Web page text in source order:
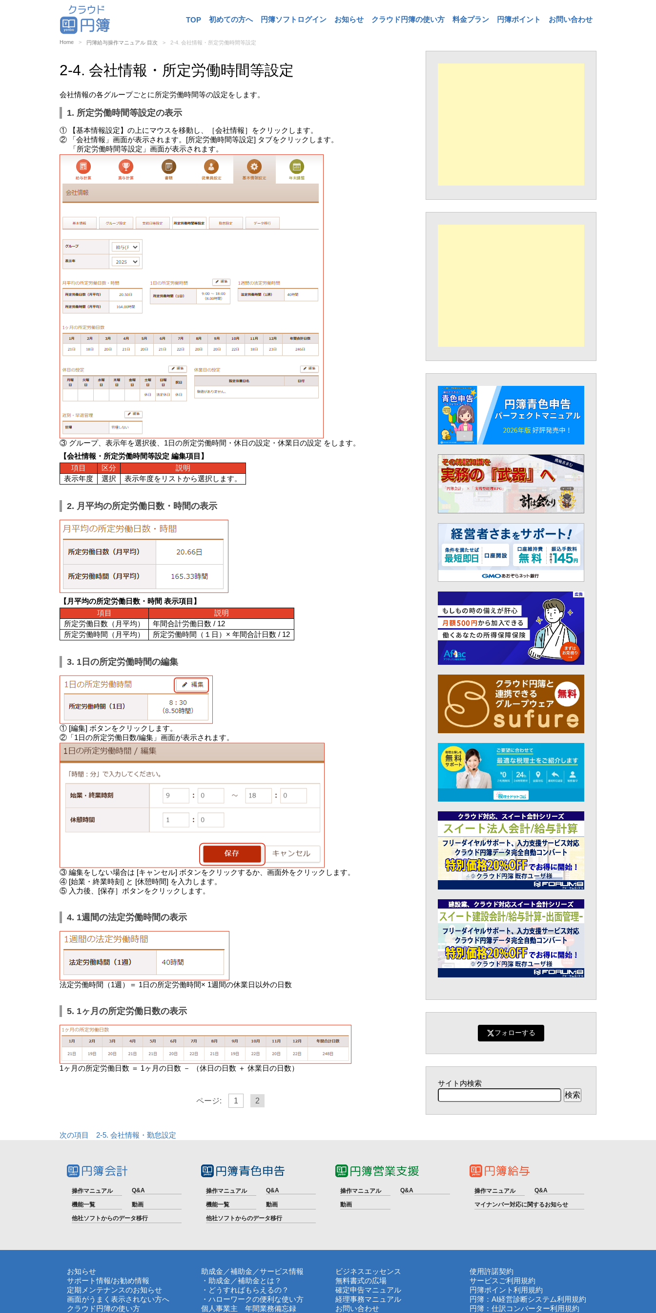
TOP 初めての方へ 円簿ソフトログイン お知らせ クラウド円簿の使い方 料金プラン 円簿ポイント お問い合わせ
Home 円簿給与操作マニュアル 目次 2-4. 会社情報・所定労働時間等設定
2-4. 会社情報・所定労働時間等設定
会社情報の各グループごとに所定労働時間等の設定をします。
1. 所定労働時間等設定の表示
① 【基本情報設定】の上にマウスを移動し、［会社情報］をクリックします。
② 「会社情報」画面が表示されます。[所定労働時間等設定] タブをクリックします。
「所定労働時間等設定」画面が表示されます。
③ グループ、表示年を選択後、1日の所定労働時間・休日の設定・休業日の設定 をします。
【会社情報・所定労働時間等設定 編集項目】
項目
区分
説明
表示年度
選択 表示年度をリストから選択します。
2. 月平均の所定労働日数・時間の表示
【月平均の所定労働日数・時間 表示項目】
項目
説明
所定労働日数（月平均）
年間合計労働日数 / 12
所定労働時間（月平均）
所定労働時間（１日）× 年間合計日数 / 12
3. 1日の所定労働時間の編集
① [編集] ボタンをクリックします。
②「1日の所定労働日数/編集」画面が表示されます。
③ 編集をしない場合は [キャンセル] ボタンをクリックするか、画面外をクリックします。
④ [始業・終業時刻] と [休憩時間] を入力します。
⑤ 入力後、[保存］ボタンをクリックします。
4. 1週間の法定労働時間の表示
法定労働時間（1週）＝ 1日の所定労働時間× 1週間の休業日以外の日数
5. 1ヶ月の所定労働日数の表示
1ヶ月の所定労働日数 ＝ 1ヶ月の日数 － （休日の日数 ＋ 休業日の日数）
ページ: 1 2
次の項目 2-5. 会社情報・勤怠設定
フォローする
サイト内検索
操作マニュアル Q&A
機能一覧
動画
他社ソフトからのデータ移行
操作マニュアル Q&A
機能一覧
動画
他社ソフトからのデータ移行
操作マニュアル Q&A
動画
操作マニュアル Q&A
マイナンバー対応に関するお知らせ
お知らせ
サポート情報/お勧め情報
定期メンテナンスのお知らせ
画面がうまく表示されない方へ
クラウド円簿の使い方
助成金／補助金／サービス情報
・助成金／補助金とは？
・どうすればもらえるの？
・ハローワークの便利な使い方
個人事業主 年間業務備忘録
ビジネスエッセンス
無料書式の広場
確定申告マニュアル
経理事務マニュアル
お問い合わせ
使用許諾契約
サービスご利用規約
円簿ポイント利用規約
円簿：AI経営診断システム利用規約
円簿：仕訳コンバーター利用規約